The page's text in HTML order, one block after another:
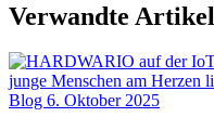
Verwandte Artikel
Blog 6. Oktober 2025